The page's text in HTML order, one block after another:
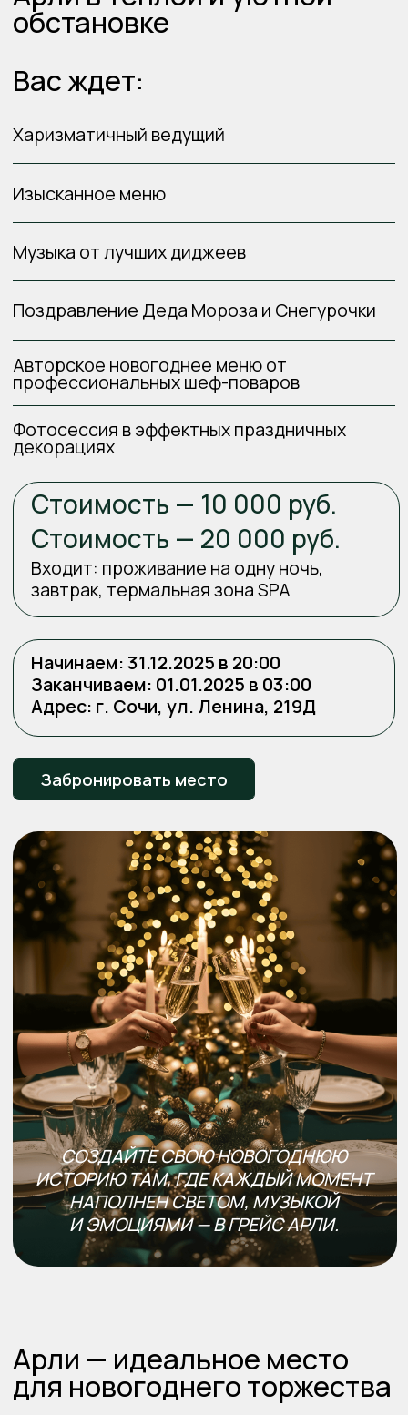
Забронировать место
Заканчиваем: 01.01.2025 в 03:00
Фотосессия в эффектных праздничных
декорациях
Стоимость — 10 000 руб.
Стоимость — 20 000 руб.
завтрак, термальная зона SPA
СОЗДАЙТЕ СВОЮ НОВОГОДНЮЮ
ИСТОРИЮ ТАМ, ГДЕ КАЖДЫЙ МОМЕНТ
НАПОЛНЕН СВЕТОМ, МУЗЫКОЙ
И ЭМОЦИЯМИ — В ГРЕЙС АРЛИ.
Арли — идеальное место
для новогоднего торжества
Все фото